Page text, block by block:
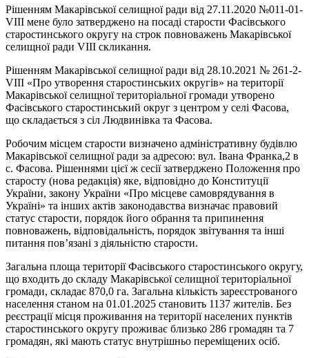
Рішенням Макарівської селищної ради від 27.11.2020 №011-01-
VIII мене було затверджено на посаді старости Фасівського
старостинського округу на строк повноважень Макарівської
селищної ради VIІІ скликання.
Рішенням Макарівської селищної ради від 28.10.2021 № 261-2-
VIII «Про утворення старостинських округів» на території
Макарівської селищної територіальної громади утворено
Фасівського старостинський округ з центром у селі Фасова,
що складається з сіл Людвинівка та Фасова.
Робочим місцем старости визначено адміністративну будівлю
Макарівської селищної ради за адресою: вул. Івана Франка,2 в
с. Фасова. Рішеннями цієї ж сесії затверджено Положення про
старосту (нова редакція) яке, відповідно до Конституції
України, закону України «Про місцеве самоврядування в
Україні» та інших актів законодавства визначає правовий
статус старости, порядок його обрання та припинення
повноважень, відповідальність, порядок звітування та інші
питання пов’язані з діяльністю старости.
Загальна площа території Фасівського старостинського округу,
що входить до складу Макарівської селищної територіальної
громади, складає 870,0 га. Загальна кількість зареєстрованого
населення станом на 01.01.2025 становить 1137 жителів. Без
реєстрації місця проживання на території населених пунктів
старостинського округу проживає близько 286 громадян та 7
громадян, які мають статус внутрішньо переміщених осіб.